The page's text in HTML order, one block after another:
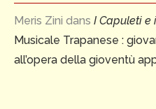
Meris Zini dans I Capuleti e
Musicale Trapanese :
all’opera della gioventù